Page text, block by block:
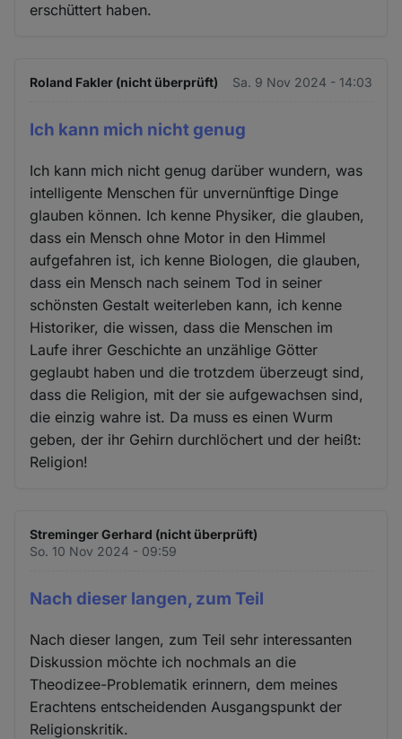
erschüttert haben.
Roland Fakler (nicht überprüft) Sa. 9 Nov 2024 - 14:03
Ich kann mich nicht genug
Ich kann mich nicht genug darüber wundern, was
intelligente Menschen für unvernünftige Dinge
glauben können. Ich kenne Physiker, die glauben,
dass ein Mensch ohne Motor in den Himmel
aufgefahren ist, ich kenne Biologen, die glauben,
dass ein Mensch nach seinem Tod in seiner
schönsten Gestalt weiterleben kann, ich kenne
Historiker, die wissen, dass die Menschen im
Laufe ihrer Geschichte an unzählige Götter
geglaubt haben und die trotzdem überzeugt sind,
dass die Religion, mit der sie aufgewachsen sind,
die einzig wahre ist. Da muss es einen Wurm
geben, der ihr Gehirn durchlöchert und der heißt:
Religion!
Streminger Gerhard (nicht überprüft)
So. 10 Nov 2024 - 09:59
Nach dieser langen, zum Teil
Nach dieser langen, zum Teil sehr interessanten
Diskussion möchte ich nochmals an die
Theodizee-Problematik erinnern, dem meines
Erachtens entscheidenden Ausgangspunkt der
Religionskritik.
und